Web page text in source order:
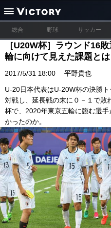
総合 野球 サッカー
［U20W杯］ラウンド16
輪に向けて見えた課題とは
2017/5/31 18:00 平野貴也
U-20日本代表はU-20W杯の決勝
対戦し、延長戦の末に０－１で敗
杯で、2020年東京五輪に臨む選
かったのか。